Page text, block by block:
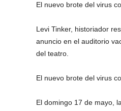
El nuevo brote del virus
Levi Tinker, historiador
anuncio en el auditorio
del teatro.
El nuevo brote del virus
El domingo 17 de mayo,